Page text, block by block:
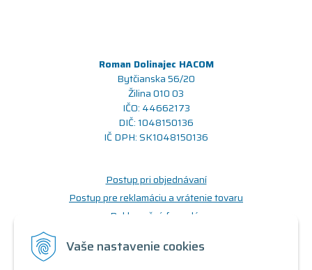
Vaše nastavenie cookies
Roman Dolinajec HACOM
Bytčianska 56/20
Žilina 010 03
IČO: 44662173
DIČ: 1048150136
IČ DPH: SK1048150136
Postup pri objednávaní
Postup pre reklamáciu a vrátenie tovaru
Reklamačný formulár